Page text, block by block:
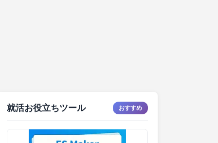
就活お役立ちツール おすすめ